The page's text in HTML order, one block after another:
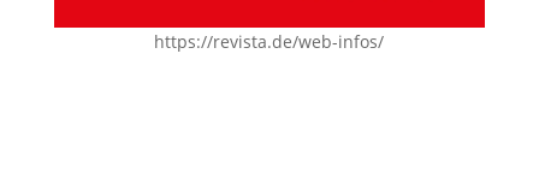
https://revista.de/web-infos/